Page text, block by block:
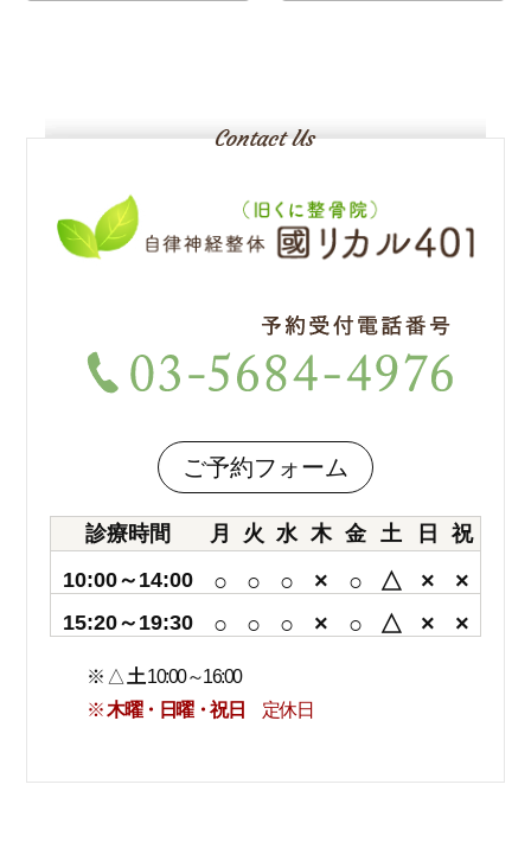
ご予約フォーム
診療時間 月 火 水 木 金 土 日
祝
10:00～14:00
○ ○ ○ × ○ △ × ×
15:20～19:30 ○ ○ ○ × ○ △ × ×
※ △ 土10:00～16:00
※木曜・日曜・祝日 定休日